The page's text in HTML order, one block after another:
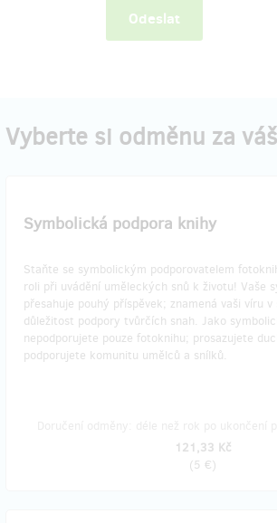
Odeslat
Vyberte si odměnu za
Symbolická podpora knihy
Staňte se symbolickým podporovatelem
roli při uvádění uměleckých snů k životu! Vaše
přesahuje pouhý příspěvek; znamená vaši víru v
důležitost podpory tvůrčích snah. Jako
nepodporujete pouze fotoknihu; prosazujete
podporujete komunitu umělců a snílků.
121,33 Kč
(5 €)